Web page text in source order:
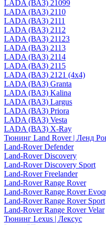
LADA (ВАЗ) 21099
LADA (ВАЗ) 2110
LADA (ВАЗ) 2111
LADA (ВАЗ) 2112
LADA (ВАЗ) 21123
LADA (ВАЗ) 2113
LADA (ВАЗ) 2114
LADA (ВАЗ) 2115
LADA (ВАЗ) 2121 (4x4)
LADA (ВАЗ) Granta
LADA (ВАЗ) Kalina
LADA (ВАЗ) Largus
LADA (ВАЗ) Priora
LADA (ВАЗ) Vesta
LADA (ВАЗ) X-Ray
Тюнинг Land Rover | Ленд
Land-Rover Defender
Land-Rover Discovery
Land-Rover Discovery Sport
Land-Rover Freelander
Land-Rover Range Rover
Land-Rover Range Rover
Land-Rover Range Rover Sport
Land-Rover Range Rover Velar
Тюнинг Lexus | Лексус